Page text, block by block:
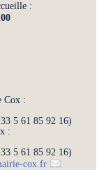
:
Cox :
5 61 85 92 16)
:
5 61 85 92 16)
cox.fr